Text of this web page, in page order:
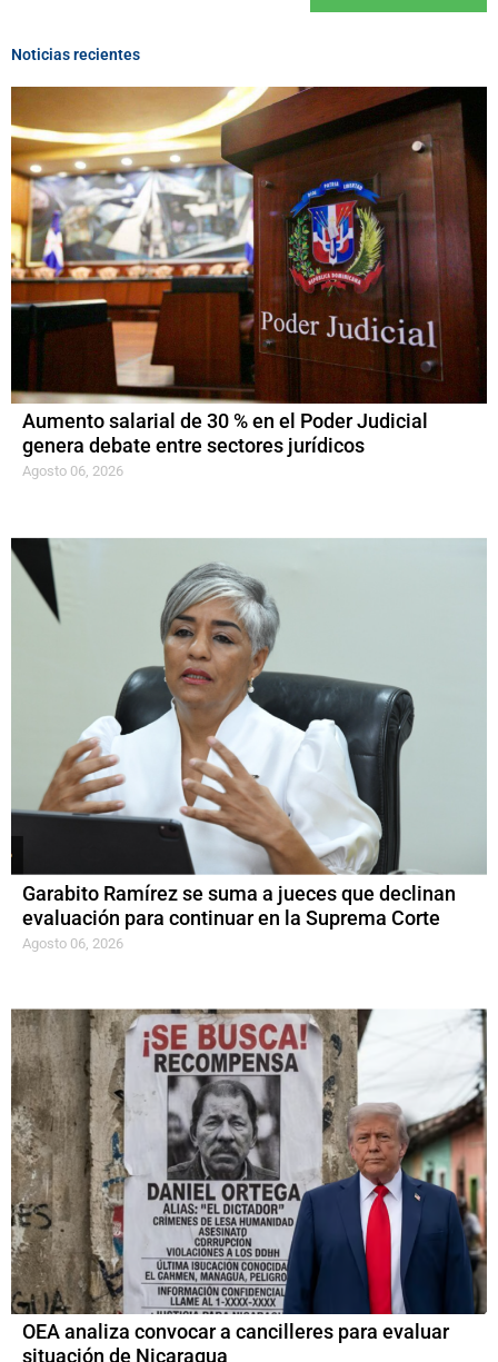
Noticias recientes
Aumento salarial de 30 % en el Poder Judicial
genera debate entre sectores jurídicos
Agosto 06, 2026
Garabito Ramírez se suma a jueces que declinan
evaluación para continuar en la Suprema Corte
Agosto 06, 2026
OEA analiza convocar a cancilleres para evaluar
situación de Nicaragua